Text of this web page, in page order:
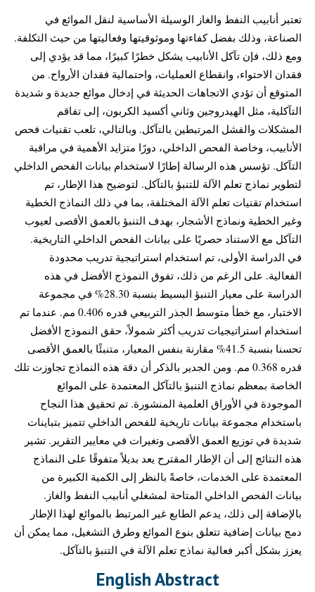
تعتبر أنابيب النفط والغاز الوسيلة الأساسية لنقل الموائع في
الصناعة، وذلك بفضل كفاءتها وموثوقيتها وفعاليتها من حيث التكلفة.
ومع ذلك، فإن تآكل الأنابيب يشكل خطرًا كبيرًا، مما قد يؤدي إلى
فقدان الاحتواء، وانقطاع العمليات، واحتمالية فقدان الأرواح. من
المتوقع أن تؤدي الاتجاهات الحديثة في إدخال موائع جديدة و شديدة
التآكلية، مثل الهيدروجين وثاني أكسيد الكربون، إلى تفاقم
المشكلات والفشل المرتبطين بالتآكل. وبالتالي، تلعب تقنيات فحص
الأنابيب، وخاصة الفحص الداخلي، دورًا متزايد الأهمية في مراقبة
التآكل. تؤسس هذه الرسالة إطارًا لاستخدام بيانات الفحص الداخلي
لتطوير نماذج تعلم الآلة للتنبؤ بالتآكل. لتوضيح هذا الإطار، تم
استخدام تقنيات تعلم الآلة المختلفة، بما في ذلك النماذج الخطية
وغير الخطية ونماذج الأشجار، بهدف التنبؤ بالعمق الأقصى لعيوب
التآكل مع الاستناد حصريًا على بيانات الفحص الداخلي التاريخية.
في الدراسة الأولى، تم استخدام استراتيجية تدريب محدودة
الفعالية. على الرغم من ذلك، تفوق النموذج الأفضل في هذه
الدراسة على معيار التنبؤ البسيط بنسبة 28.30% في مجموعة
الاختبار، مع خطأ متوسط الجذر التربيعي قدره 0.406 مم. عندما تم
استخدام استراتيجيات تدريب أكثر شمولاً، حقق النموذج الأفضل
تحسنا بنسبة 41.5% مقارنة بنفس المعيار، متنبئًا بالعمق الأقصى
قدره 0.368 مم. ومن الجدير بالذكر أن دقة هذه النماذج تجاوزت تلك
الخاصة بمعظم نماذج التنبؤ بالتآكل المعتمدة على الموائع
الموجودة في الأوراق العلمية المنشورة. تم تحقيق هذا النجاح
باستخدام مجموعة بيانات تاريخية للفحص الداخلي تتميز بتباينات
شديدة في توزيع العمق الأقصى وتغيرات في معايير التقرير. تشير
هذه النتائج إلى أن الإطار المقترح يعد بديلاً متفوقًا على النماذج
المعتمدة على الخدمات، خاصةً بالنظر إلى الكمية الكبيرة من
بيانات الفحص الداخلي المتاحة لمشغلي أنابيب النفط والغاز.
بالإضافة إلى ذلك، يدعم الطابع غير المرتبط بالموائع لهذا الإطار
دمج بيانات إضافية تتعلق بنوع الموائع وطرق التشغيل، مما يمكن أن
يعزز بشكل أكبر فعالية نماذج تعلم الآلة في التنبؤ بالتآكل.
English Abstract